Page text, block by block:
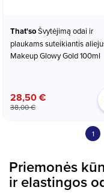
That'so
plaukams suteikiantis
Makeup Glowy Gold 100ml
28,50 €
38,00 €
1
Priemonės
ir elastingos